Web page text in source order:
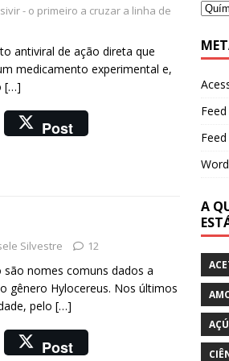
- o primeiro a cruzar a linha de
antiviral de ação direta que
medicamento experimental e,
[…]
Pi
nt
Post
Silvestre 12
nomes comuns dados a
gênero Hylocereus. Nos últimos
pelo […]
Pi
Post
A